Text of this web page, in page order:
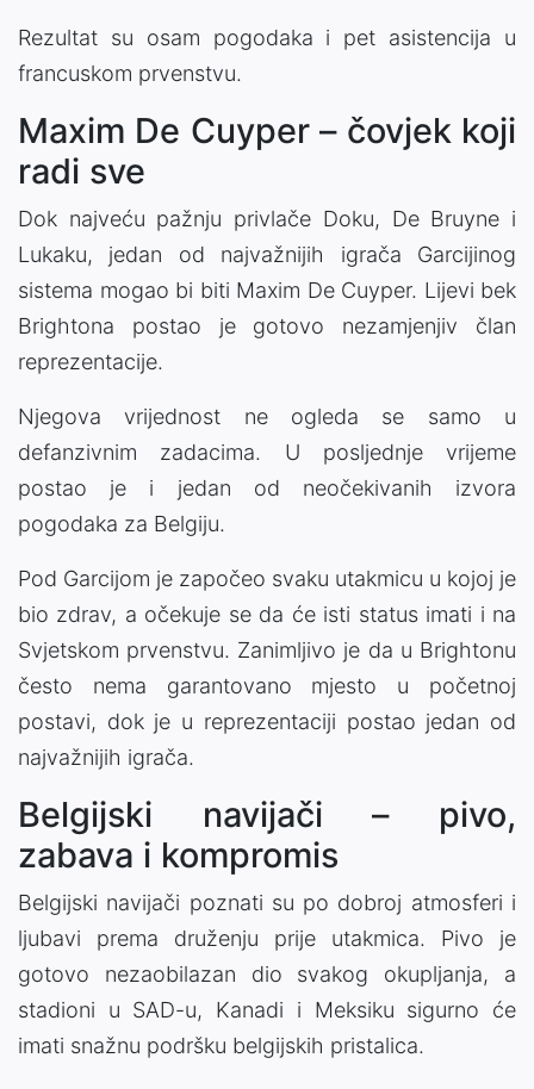
Rezultat su osam pogodaka i pet asistencija u
francuskom prvenstvu.
Maxim De Cuyper – čovjek koji
radi sve
Dok najveću pažnju privlače Doku, De Bruyne i
Lukaku, jedan od najvažnijih igrača Garcijinog
sistema mogao bi biti Maxim De Cuyper. Lijevi bek
Brightona postao je gotovo nezamjenjiv član
reprezentacije.
Njegova vrijednost ne ogleda se samo u
defanzivnim zadacima. U posljednje vrijeme
postao je i jedan od neočekivanih izvora
pogodaka za Belgiju.
Pod Garcijom je započeo svaku utakmicu u kojoj je
bio zdrav, a očekuje se da će isti status imati i na
Svjetskom prvenstvu. Zanimljivo je da u Brightonu
često nema garantovano mjesto u početnoj
postavi, dok je u reprezentaciji postao jedan od
najvažnijih igrača.
Belgijski navijači – pivo,
zabava i kompromis
Belgijski navijači poznati su po dobroj atmosferi i
ljubavi prema druženju prije utakmica. Pivo je
gotovo nezaobilazan dio svakog okupljanja, a
stadioni u SAD-u, Kanadi i Meksiku sigurno će
imati snažnu podršku belgijskih pristalica.